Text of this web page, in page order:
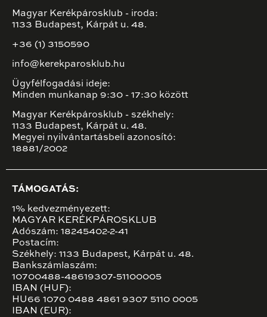
Magyar Kerékpárosklub - iroda:
1133 Budapest, Kárpát u. 48.
+36 (1) 3150590
info@kerekparosklub.hu
Ügyfélfogadási ideje:
Minden munkanap 9:30 - 17:30 között
Magyar Kerékpárosklub - székhely:
1133 Budapest, Kárpát u. 48.
Megyei nyilvántartásbeli azonosító:
18881/2002
TÁMOGATÁS:
1% kedvezményezett:
MAGYAR KERÉKPÁROSKLUB
Adószám: 18245402-2-41
Postacím:
Székhely: 1133 Budapest, Kárpát u. 48.
Bankszámlaszám:
10700488-48619307-51100005
IBAN (HUF):
HU66 1070 0488 4861 9307 5110 0005
IBAN (EUR):